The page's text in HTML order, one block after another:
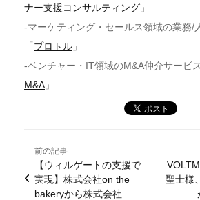
ナー支援コンサルティング 」
-マーケティング・セールス領域の業務/
「 プロトル 」
-ベンチャー・IT領域のM&A仲介サービ
M&A 」
前の記事
【ウィルゲートの支援で
実現】株式会社on the
bakeryから株式会社
聖士様